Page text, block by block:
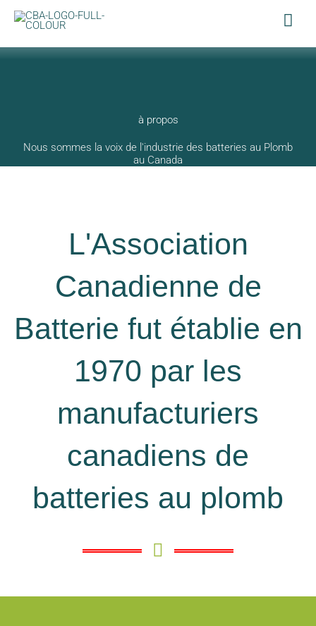
Aller
contenu
à propos
Nous sommes la voix de l'industrie des batteries au Plomb
au Canada
L'Association
Canadienne de
Batterie fut établie en
1970 par les
manufacturiers
canadiens de
batteries au plomb